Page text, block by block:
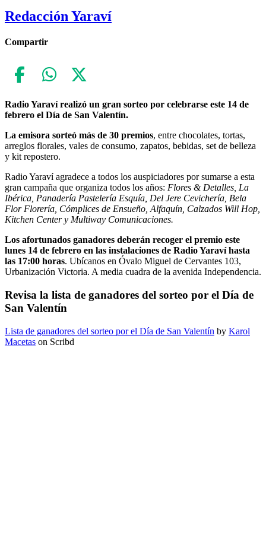
Redacción Yaraví
Compartir
Radio Yaraví realizó un gran sorteo por celebrarse este 14 de
febrero el Día de San Valentín.
La emisora sorteó más de 30 premios, entre chocolates, tortas,
arreglos florales, vales de consumo, zapatos, bebidas, set de belleza
y kit repostero.
Radio Yaraví agradece a todos los auspiciadores por sumarse a esta
gran campaña que organiza todos los años: Flores & Detalles, La
Ibérica, Panadería Pastelería Esquía, Del Jere Cevichería, Bela
Flor Florería, Cómplices de Ensueño, Alfaquín, Calzados Will Hop,
Kitchen Center y Multiway Comunicaciones.
Los afortunados ganadores deberán recoger el premio este
lunes 14 de febrero en las instalaciones de Radio Yaraví hasta
las 17:00 horas. Ubícanos en Óvalo Miguel de Cervantes 103,
Urbanización Victoria. A media cuadra de la avenida Independencia.
Revisa la lista de ganadores del sorteo por el Día de
San Valentín
Lista de ganadores del sorteo por el Día de San Valentín by Karol
Macetas on Scribd